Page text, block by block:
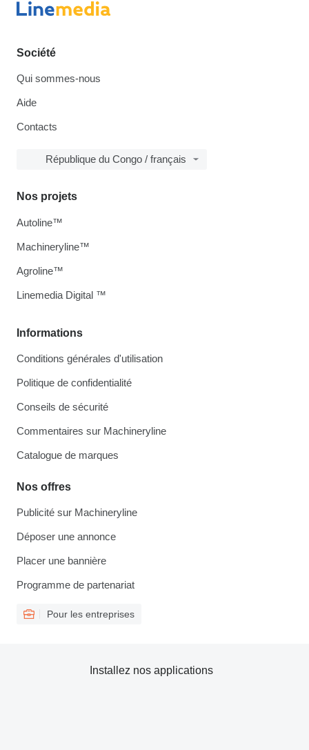
Société
Qui sommes-nous
Aide
Contacts
République du Congo / français
Informations
Conditions générales d'utilisation
Politique de confidentialité
Conseils de sécurité
Commentaires sur Machineryline
Catalogue de marques
Nos offres
Publicité sur Machineryline
Déposer une annonce
Placer une bannière
Programme de partenariat
Pour les entreprises
Nos projets
Autoline™
Machineryline™
Agroline™
Linemedia Digital ™
Installez nos applications